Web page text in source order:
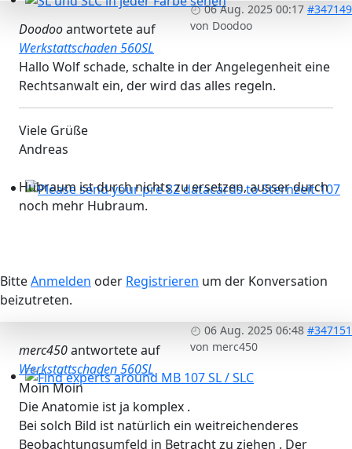
SL und SLC in jeder Farbe sehen
Please send your pre 82 datacards to Sternzeit-107
Find experts around MB 107 SL / SLC
06 Aug. 2025 00:17 #347149
von Doodoo
Doodooantwortete auf
Werkstattschaden 560SL
Hallo Wolf schade, schalte in der Angelegenheit eine
Rechtsanwalt ein, der wird das alles regeln.
Viele Grüße
Andreas
Hubraum ist durch nichts zu ersetzen, ausser durch
noch mehr Hubraum.
BitteAnmelden oder Registrieren um der Konversation
beizutreten.
06 Aug. 2025 06:48 #347151
von merc450
merc450antwortete auf
Werkstattschaden 560SL
Moin Moin
Die Anatomie ist ja komplex .
Bei solch Bild ist natürlich ein weitreichenderes
Beobachtungsumfeld in Betracht zu ziehen . Der